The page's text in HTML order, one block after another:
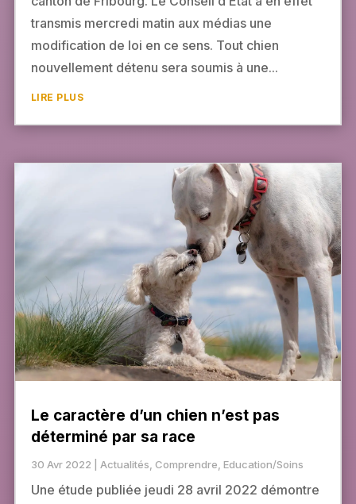
transmis mercredi matin aux médias une
modification de loi en ce sens. Tout chien
nouvellement détenu sera soumis à une...
LIRE PLUS
Le caractère d’un chien n’est pas
déterminé par sa race
30 Avr 2022 Actualités Comprendre Education/Soins
Une étude publiée jeudi 28 avril 2022 démontre